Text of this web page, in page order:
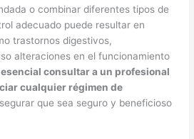
o combinar diferentes tipos de
adecuado puede resultar en
trastornos digestivos,
alteraciones en el funcionamiento
esencial consultar a un profesional
cualquier régimen de
que sea seguro y beneficioso